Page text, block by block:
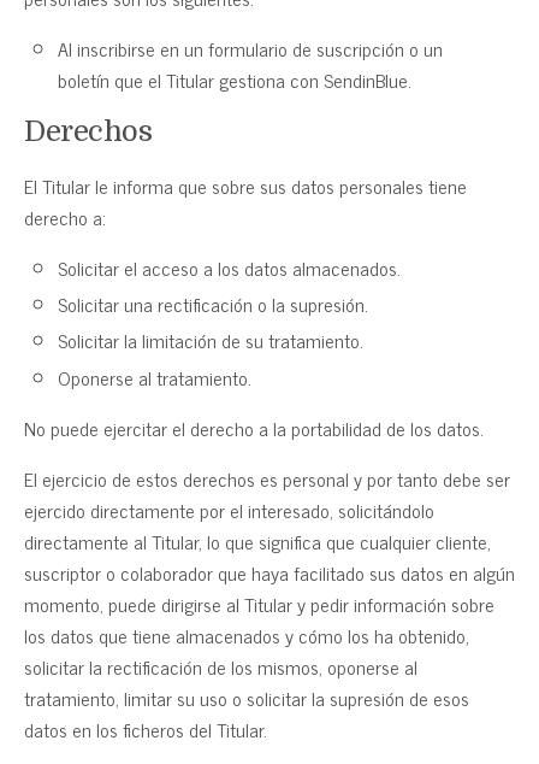
Al inscribirse en un formulario de suscripción o un
boletín que el Titular gestiona con SendinBlue.
Derechos
El Titular le informa que sobre sus datos personales tiene
derecho a:
Solicitar el acceso a los datos almacenados.
Solicitar una rectificación o la supresión.
Solicitar la limitación de su tratamiento.
Oponerse al tratamiento.
No puede ejercitar el derecho a la portabilidad de los datos.
El ejercicio de estos derechos es personal y por tanto debe ser
ejercido directamente por el interesado, solicitándolo
directamente al Titular, lo que significa que cualquier cliente,
suscriptor o colaborador que haya facilitado sus datos en algún
momento, puede dirigirse al Titular y pedir información sobre
los datos que tiene almacenados y cómo los ha obtenido,
solicitar la rectificación de los mismos, oponerse al
tratamiento, limitar su uso o solicitar la supresión de esos
datos en los ficheros del Titular.